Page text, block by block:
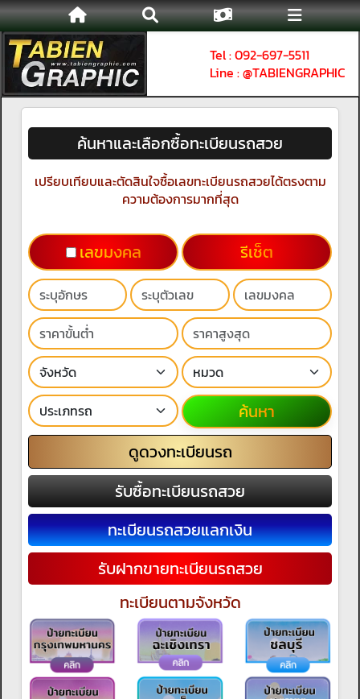
Tel : 092-697-5511
Line : @TABIENGRAPHIC
ค้นหาและเลือกซื้อทะเบียนรถสวย
เปรียบเทียบและตัดสินใจซื้อเลขทะเบียนรถสวยได้ตรงตาม
ความต้องการมากที่สุด
เลขมงคล รีเช็ต
ค้นหา
ดูดวงทะเบียนรถ
รับซื้อทะเบียนรถสวย
ทะเบียนรถสวยแลกเงิน
รับฝากขายทะเบียนรถสวย
ทะเบียนตามจังหวัด